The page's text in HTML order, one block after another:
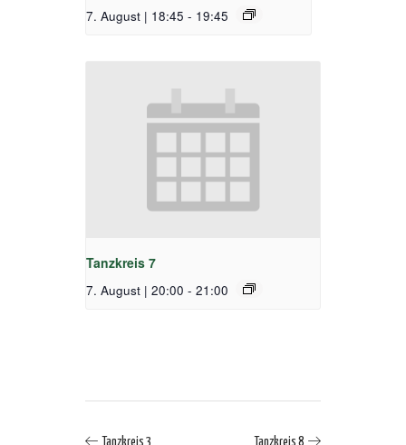
7. August | 18:45 - 19:45
Tanzkreis 7
7. August | 20:00 - 21:00
Tanzkreis 3 Tanzkreis 8